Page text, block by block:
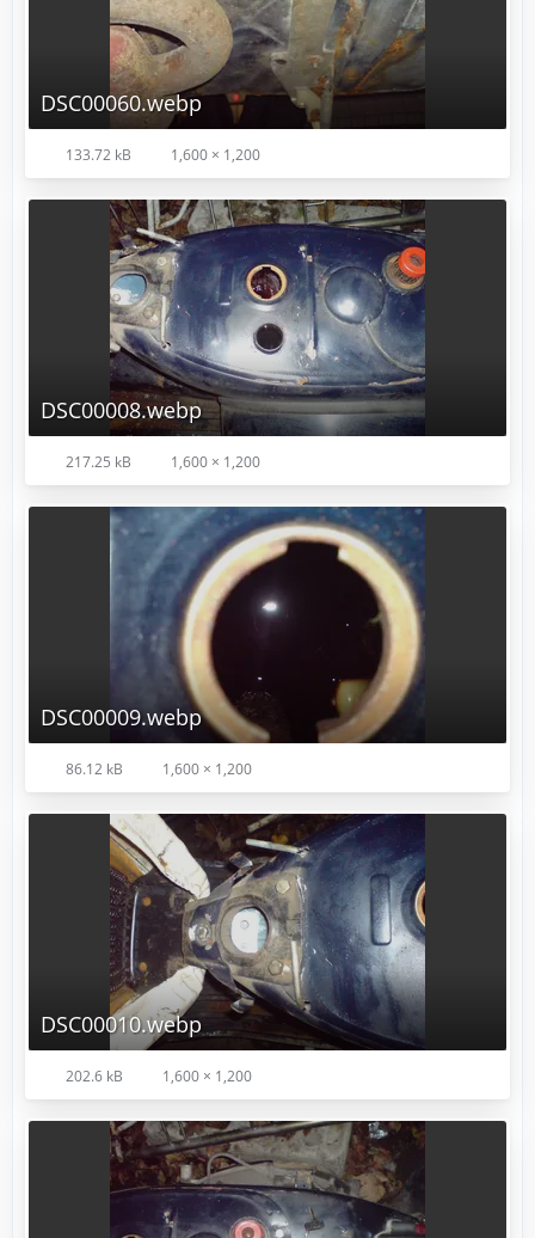
DSC00060.webp
133.72 kB 1,600 × 1,200
DSC00008.webp
217.25 kB 1,600 × 1,200
DSC00009.webp
86.12 kB 1,600 × 1,200
DSC00010.webp
202.6 kB 1,600 × 1,200